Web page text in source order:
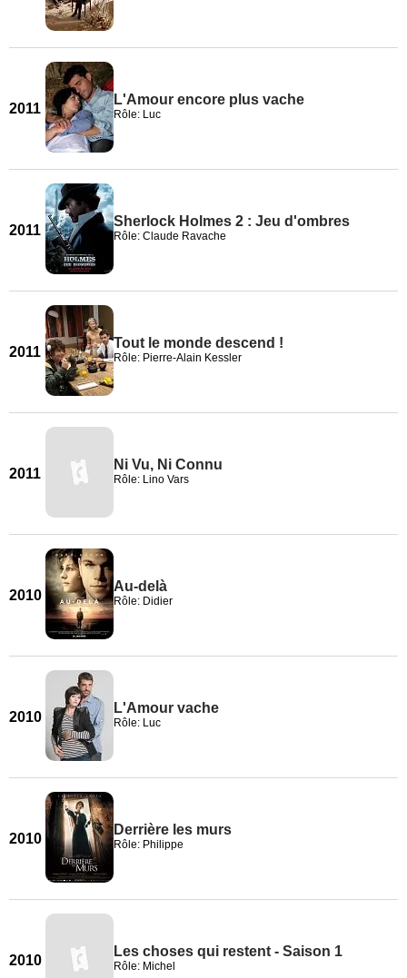
2011
L'Amour encore plus vache
Rôle: Luc
2011
Sherlock Holmes 2 : Jeu d'ombres
Rôle: Claude Ravache
2011
Tout le monde descend !
Rôle: Pierre-Alain Kessler
2011
Ni Vu, Ni Connu
Rôle: Lino Vars
2010
Au-delà
Rôle: Didier
2010
L'Amour vache
Rôle: Luc
2010
Derrière les murs
Rôle: Philippe
2010
Les choses qui restent - Saison 1
Rôle: Michel